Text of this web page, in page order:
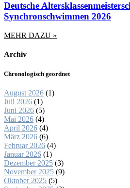
Deutsche
Synchronschwimmen 2026
MEHR DAZU »
Archiv
Chronologisch geordnet
August 2026 (1)
Juli 2026 (1)
Juni 2026 (5)
Mai 2026 (4)
April 2026 (4)
März 2026 (6)
Februar 2026 (4)
Januar 2026 (1)
Dezember 2025 (3)
November 2025 (9)
Oktober 2025 (5)